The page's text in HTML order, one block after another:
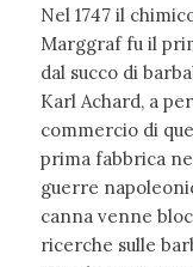
Nel 1747 il
Marggraf fu il
dal succo di
Karl Achard, a
commercio di
prima fabbrica
guerre
canna venne
ricerche sulle